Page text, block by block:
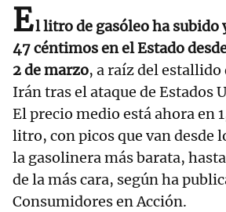
El litro de gasóleo ha subido
47 céntimos en el Estado
2 de marzo, a raíz del
Irán tras el ataque de Estados
El precio medio está ahora en
litro, con picos que van desde
la gasolinera más barata,
de la más cara, según ha
Consumidores en Acción.